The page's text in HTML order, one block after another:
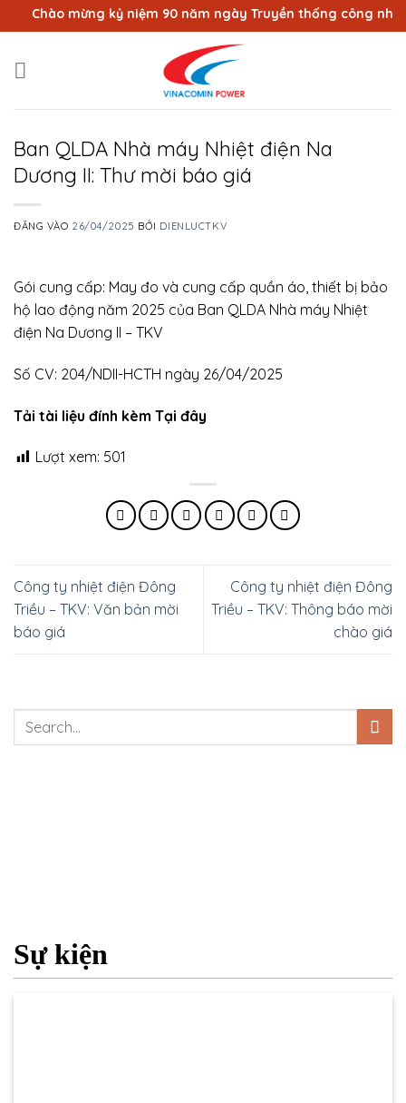
qua
dung
Chào mừng kỷ niệm 90 năm ngày Truyền thống công nhân
Ban QLDA Nhà máy Nhiệt điện Na
Dương II: Thư mời báo giá
ĐĂNG VÀO 26/04/2025 BỞI DIENLUCTKV
Gói cung cấp: May đo và cung cấp quần áo, thiết bị bảo
hộ lao động năm 2025 của Ban QLDA Nhà máy Nhiệt
điện Na Dương II – TKV
Số CV: 204/NDII-HCTH ngày 26/04/2025
Tải tài liệu đính kèm Tại đây
Lượt xem: 501
Công ty nhiệt điện Đông
Triều – TKV: Văn bản mời
báo giá
Công ty nhiệt điện Đông
Triều – TKV: Thông báo mời
chào giá
Sự kiện